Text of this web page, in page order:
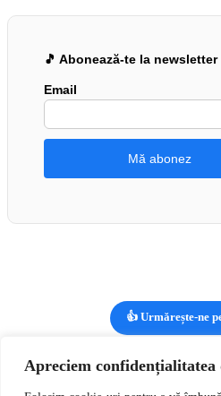
Apreciem confidențialitatea
🎵 Abonează-te la newsletter
Email
👍 Urmărește-ne